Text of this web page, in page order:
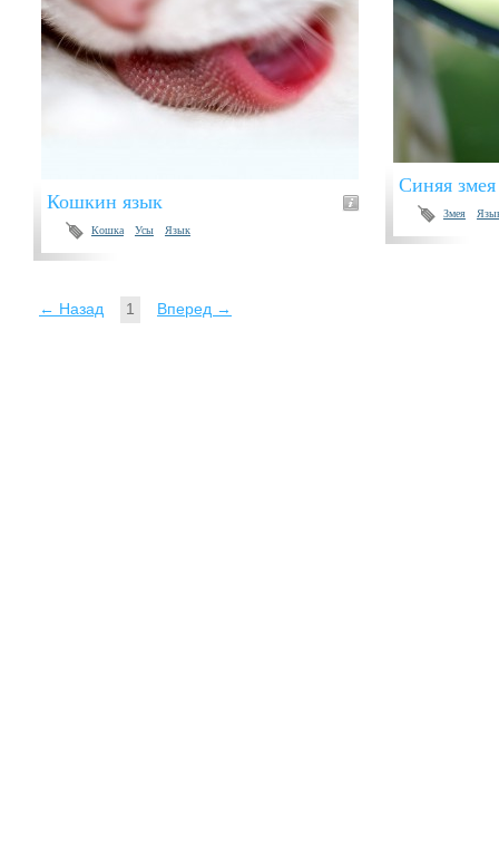
Кошкин язык
Кошка Усы Язык
Синяя змея
Змея
← Назад 1 Вперед →